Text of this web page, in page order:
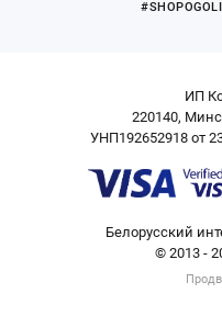
ИП
220140,
УНП192652918 от
Белорусский
© 2013 -